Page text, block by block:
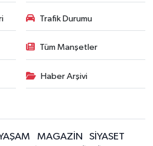
Trafik Durumu
Tüm Manşetler
Haber Arşivi
MAGAZİN
SİYASET